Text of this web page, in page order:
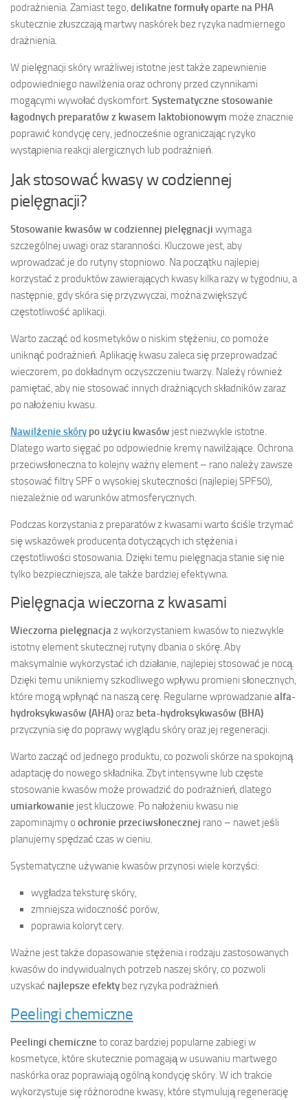
podrażnienia. Zamiast tego, delikatne formuły oparte na PHA
skutecznie złuszczają martwy naskórek bez ryzyka nadmiernego
drażnienia.
W pielęgnacji skóry wrażliwej istotne jest także zapewnienie
odpowiedniego nawilżenia oraz ochrony przed czynnikami
mogącymi wywołać dyskomfort. Systematyczne stosowanie
łagodnych preparatów z kwasem laktobionowym może znacznie
poprawić kondycję cery, jednocześnie ograniczając ryzyko
wystąpienia reakcji alergicznych lub podrażnień.
Jak stosować kwasy w codziennej
pielęgnacji?
Stosowanie kwasów w codziennej pielęgnacji wymaga
szczególnej uwagi oraz staranności. Kluczowe jest, aby
wprowadzać je do rutyny stopniowo. Na początku najlepiej
korzystać z produktów zawierających kwasy kilka razy w tygodniu, a
następnie, gdy skóra się przyzwyczai, można zwiększyć
częstotliwość aplikacji.
Warto zacząć od kosmetyków o niskim stężeniu, co pomoże
uniknąć podrażnień. Aplikację kwasu zaleca się przeprowadzać
wieczorem, po dokładnym oczyszczeniu twarzy. Należy również
pamiętać, aby nie stosować innych drażniących składników zaraz
po nałożeniu kwasu.
Nawilżenie skóry po użyciu kwasów jest niezwykle istotne.
Dlatego warto sięgać po odpowiednie kremy nawilżające. Ochrona
przeciwsłoneczna to kolejny ważny element – rano należy zawsze
stosować filtry SPF o wysokiej skuteczności (najlepiej SPF50),
niezależnie od warunków atmosferycznych.
Podczas korzystania z preparatów z kwasami warto ściśle trzymać
się wskazówek producenta dotyczących ich stężenia i
częstotliwości stosowania. Dzięki temu pielęgnacja stanie się nie
tylko bezpieczniejsza, ale także bardziej efektywna.
Pielęgnacja wieczorna z kwasami
Wieczorna pielęgnacjaz wykorzystaniem kwasów to niezwykle
istotny element skutecznej rutyny dbania o skórę. Aby
maksymalnie wykorzystać ich działanie, najlepiej stosować je nocą.
Dzięki temu unikniemy szkodliwego wpływu promieni słonecznych,
które mogą wpłynąć na naszą cerę. Regularne wprowadzanie alfa-
hydroksykwasów (AHA)oraz beta-hydroksykwasów (BHA)
przyczynia się do poprawy wyglądu skóry oraz jej regeneracji.
Warto zacząć od jednego produktu, co pozwoli skórze na spokojną
adaptację do nowego składnika. Zbyt intensywne lub częste
stosowanie kwasów może prowadzić do podrażnień, dlatego
umiarkowanie jest kluczowe. Po nałożeniu kwasu nie
zapominajmy o ochronie przeciwsłonecznej rano – nawet jeśli
planujemy spędzać czas w cieniu.
Systematyczne używanie kwasów przynosi wiele korzyści:
wygładza teksturę skóry,
zmniejsza widoczność porów,
poprawia koloryt cery.
Ważne jest także dopasowanie stężenia i rodzaju zastosowanych
kwasów do indywidualnych potrzeb naszej skóry, co pozwoli
uzyskać najlepsze efekty bez ryzyka podrażnień.
Peelingi chemiczne
Peelingi chemiczne to coraz bardziej popularne zabiegi w
kosmetyce, które skutecznie pomagają w usuwaniu martwego
naskórka oraz poprawiają ogólną kondycję skóry. W ich trakcie
wykorzystuje się różnorodne kwasy, które stymulują regenerację